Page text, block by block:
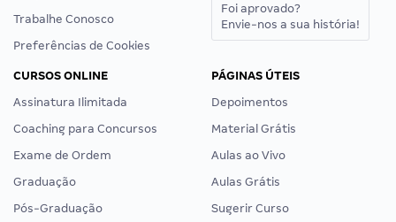
Trabalhe Conosco
Preferências de Cookies
Foi aprovado?
Envie-nos a sua história!
CURSOS ONLINE
Assinatura Ilimitada
Coaching para Concursos
Exame de Ordem
Graduação
Pós-Graduação
PÁGINAS ÚTEIS
Depoimentos
Material Grátis
Aulas ao Vivo
Aulas Grátis
Sugerir Curso